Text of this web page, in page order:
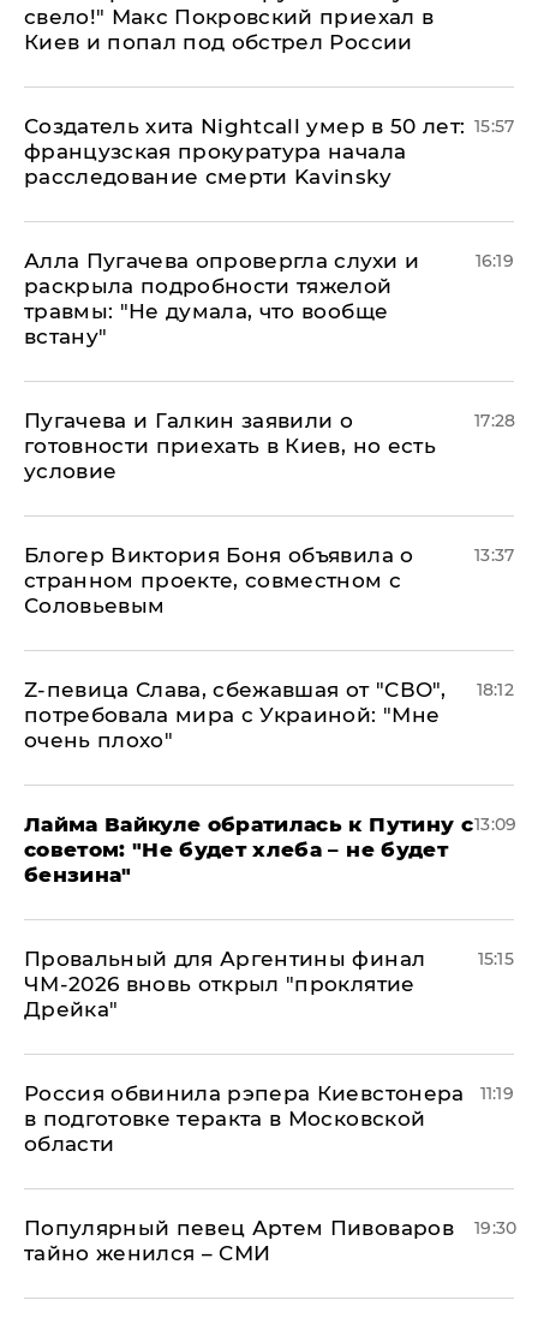
свело!" Макс Покровский приехал в
Киев и попал под обстрел России
Создатель хита Nightcall умер в 50 лет:
французская прокуратура начала
расследование смерти Kavinsky
15:57
Алла Пугачева опровергла слухи и
раскрыла подробности тяжелой
травмы: "Не думала, что вообще
встану"
16:19
Пугачева и Галкин заявили о
готовности приехать в Киев, но есть
условие
17:28
Блогер Виктория Боня объявила о
странном проекте, совместном с
Соловьевым
13:37
Z-певица Слава, сбежавшая от "СВО",
потребовала мира с Украиной: "Мне
очень плохо"
18:12
Лайма Вайкуле обратилась к Путину с
советом: "Не будет хлеба – не будет
бензина"
13:09
Провальный для Аргентины финал
ЧМ-2026 вновь открыл "проклятие
Дрейка"
15:15
Россия обвинила рэпера Киевстонера
в подготовке теракта в Московской
области
11:19
Популярный певец Артем Пивоваров
тайно женился – СМИ
19:30